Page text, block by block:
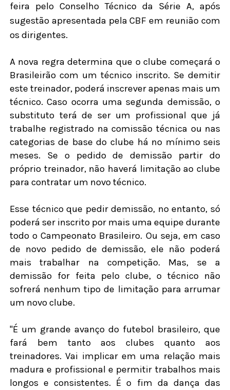
feira pelo Conselho Técnico da Série A, após
sugestão apresentada pela CBF em reunião com
os dirigentes.
A nova regra determina que o clube começará o
Brasileirão com um técnico inscrito. Se demitir
este treinador, poderá inscrever apenas mais um
técnico. Caso ocorra uma segunda demissão, o
substituto terá de ser um profissional que já
trabalhe registrado na comissão técnica ou nas
categorias de base do clube há no mínimo seis
meses. Se o pedido de demissão partir do
próprio treinador, não haverá limitação ao clube
para contratar um novo técnico.
Esse técnico que pedir demissão, no entanto, só
poderá ser inscrito por mais uma equipe durante
todo o Campeonato Brasileiro. Ou seja, em caso
de novo pedido de demissão, ele não poderá
mais trabalhar na competição. Mas, se a
demissão for feita pelo clube, o técnico não
sofrerá nenhum tipo de limitação para arrumar
um novo clube.
"É um grande avanço do futebol brasileiro, que
fará bem tanto aos clubes quanto aos
treinadores. Vai implicar em uma relação mais
madura e profissional e permitir trabalhos mais
longos e consistentes. É o fim da dança das